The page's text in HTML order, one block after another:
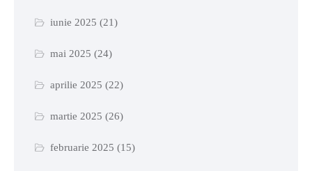
iunie 2025 (21)
mai 2025 (24)
aprilie 2025 (22)
martie 2025 (26)
februarie 2025 (15)